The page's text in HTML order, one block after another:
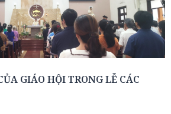
GIÁO HỘI TRONG LỄ CÁC